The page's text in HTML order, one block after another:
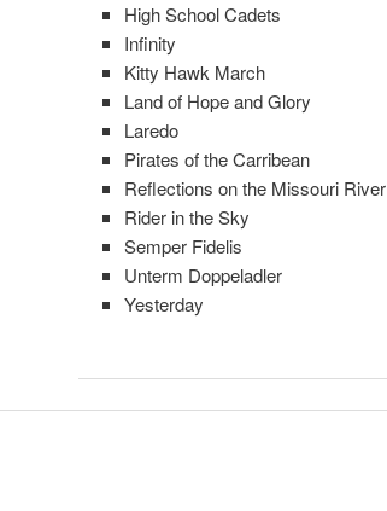
High School Cadets
Infinity
Kitty Hawk March
Land of Hope and Glory
Laredo
Pirates of the Carribean
Reflections on the Missouri River
Rider in the Sky
Semper Fidelis
Unterm Doppeladler
Yesterday